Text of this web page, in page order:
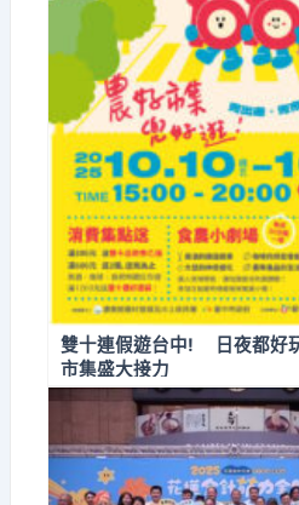
雙十連假遊台中! 日夜都好
市集盛大接力